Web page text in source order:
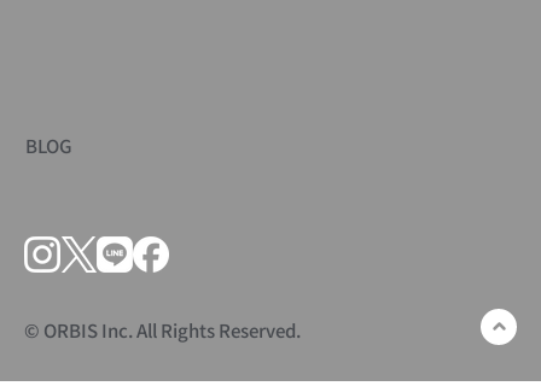
BLOG
© ORBIS Inc. All Rights Reserved.